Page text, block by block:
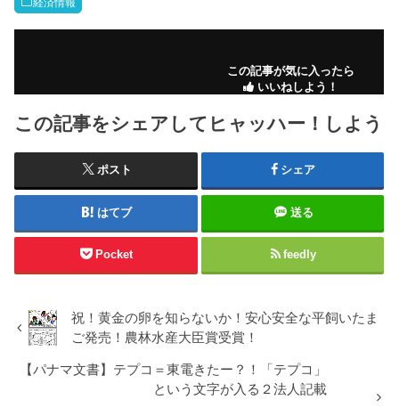
この記事が気に入ったら
いいねしよう！
この記事をシェアしてヒャッハー！しよう
ポスト シェア
はてブ 送る
Pocket feedly
祝！黄金の卵を知らないか！安心安全な平飼いたま
ご発売！農林水産大臣賞受賞！
【パナマ文書】テプコ＝東電きたー？！「テプコ」
という文字が入る２法人記載